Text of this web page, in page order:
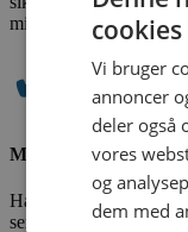
mineraler.
✔
Mulighed for
Har du brug for jævnlig
serviceaftale med os.
cookies
Vi bruger
annoncer
deler også
vores
og
dem med